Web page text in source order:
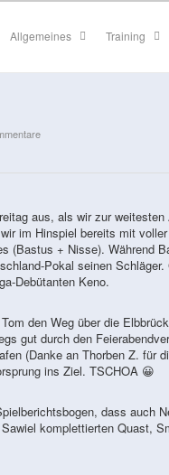
Allgemeines Training
aus, als wir zur
im Hinspiel bereits mit
(Bastus + Nisse). Während
Pokal seinen
Debütanten Keno.
den Weg über die
gut durch den
(Danke an Thorben Z. für
ins Ziel. TSCHOA 😀
dass auch
komplettierten Quast,